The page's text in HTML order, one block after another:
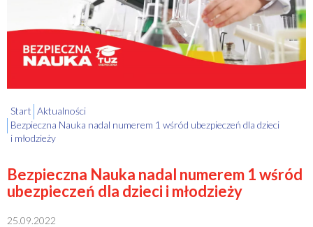
Start Aktualności
Bezpieczna Nauka nadal numerem 1 wśród ubezpieczeń dla dzieci
i młodzieży
Bezpieczna Nauka nadal numerem 1 wśród
ubezpieczeń dla dzieci i młodzieży
25.09.2022